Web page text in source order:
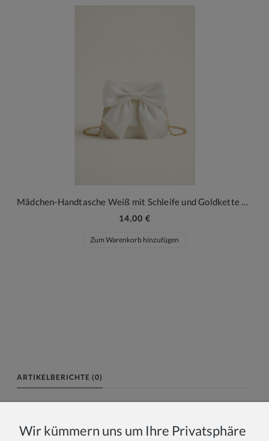
Mädchen-Handtasche Weiß mit Schleife und Goldkette – Eleganter Look für besondere Anlässe
14,00 €
Zum Warenkorb hinzufügen
ARTIKELBERICHTE (0)
Wir kümmern uns um Ihre Privatsphäre